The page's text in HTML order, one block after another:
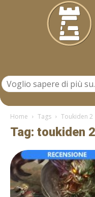
Home Tags Toukiden 2
Tag: toukiden 2